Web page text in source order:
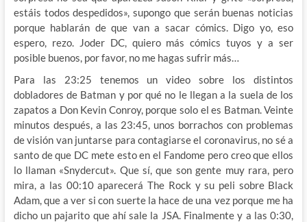
estáis todos despedidos», supongo que serán buenas noticias
porque hablarán de que van a sacar cómics. Digo yo, eso
espero, rezo. Joder DC, quiero más cómics tuyos y a ser
posible buenos, por favor, no me hagas sufrir más…
Para las 23:25 tenemos un video sobre los distintos
dobladores de Batman y por qué no le llegan a la suela de los
zapatos a Don Kevin Conroy, porque solo el es Batman. Veinte
minutos después, a las 23:45, unos borrachos con problemas
de visión van juntarse para contagiarse el coronavirus, no sé a
santo de que DC mete esto en el Fandome pero creo que ellos
lo llaman «Snydercut». Que sí, que son gente muy rara, pero
mira, a las 00:10 aparecerá The Rock y su peli sobre Black
Adam, que a ver si con suerte la hace de una vez porque me ha
dicho un pajarito que ahí sale la JSA. Finalmente y a las 0:30,